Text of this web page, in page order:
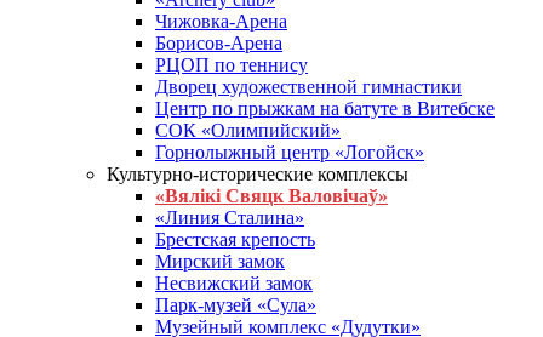
Чижовка-Арена
Борисов-Арена
РЦОП по теннису
Дворец художественной гимнастики
Центр по прыжкам на батуте в Витебске
СОК «Олимпийский»
Горнолыжный центр «Логойск»
Культурно-исторические комплексы
«Вялікі Свяцк Валовічаў»
«Линия Сталина»
Брестская крепость
Мирский замок
Несвижский замок
Парк-музей «Сула»
Музейный комплекс «Дудутки»